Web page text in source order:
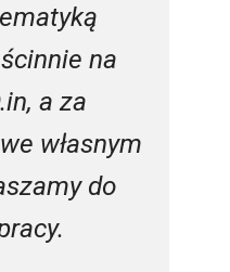
na
a za
własnym
do